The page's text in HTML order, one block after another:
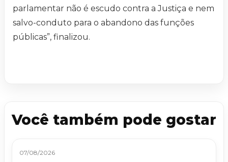
parlamentar não é escudo contra a Justiça e nem
salvo-conduto para o abandono das funções
públicas”, finalizou.
Você também pode gostar
07/08/2026